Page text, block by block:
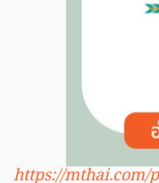
https://mthai.com/